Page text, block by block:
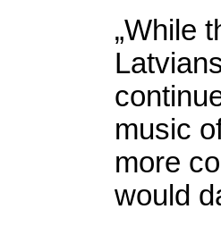
„While
music
more
would